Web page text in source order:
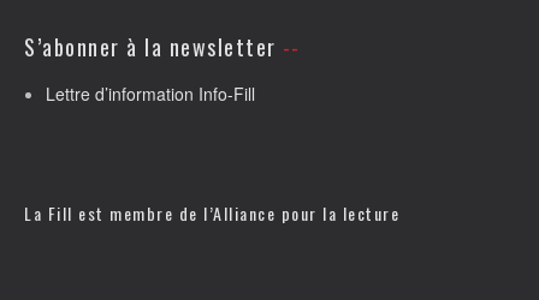
S’abonner à la newsletter
Lettre d’information Info-Fill
La Fill est membre de l’Alliance pour la lecture